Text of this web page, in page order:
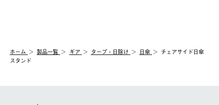
ホーム 製品⼀覧 ギア タープ・日除け 日傘
チェアサイド日傘
スタンド